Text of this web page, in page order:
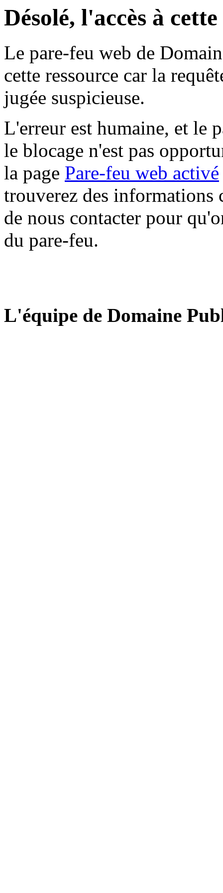
Désolé, l'accès à
Le pare-feu web de
cette ressource car la
jugée suspicieuse.
L'erreur est humaine, et le
le blocage n'est pas
la page Pare-feu web activé
trouverez des informations
de nous contacter pour
du pare-feu.
L'équipe de Domaine